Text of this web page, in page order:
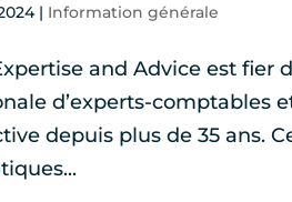
| Information générale
and Advice est
d’experts-comptables
depuis plus de 35 ans.